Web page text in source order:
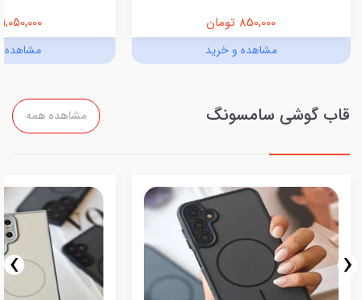
850,000 تومان
مشاهده و خرید
1,050,000 تومان
مشاهده
قاب گوشی سامسونگ مشاهده همه
‹
›